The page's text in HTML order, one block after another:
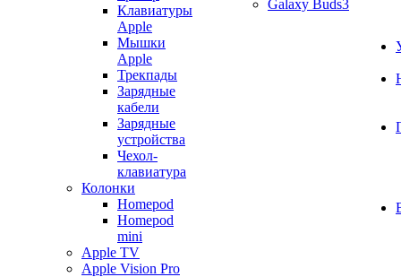
Клавиатуры
Apple
Мышки
Apple
Трекпады
Зарядные
кабели
Зарядные
устройства
Чехол-
клавиатура
Колонки
Homepod
Homepod
mini
Apple TV
Apple Vision Pro
Galaxy Buds3